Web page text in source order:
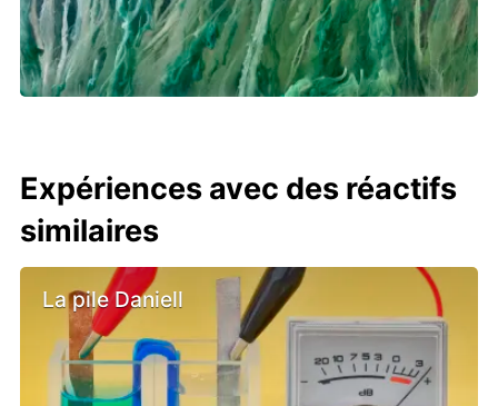
Expériences avec des réactifs
similaires
La pile Daniell